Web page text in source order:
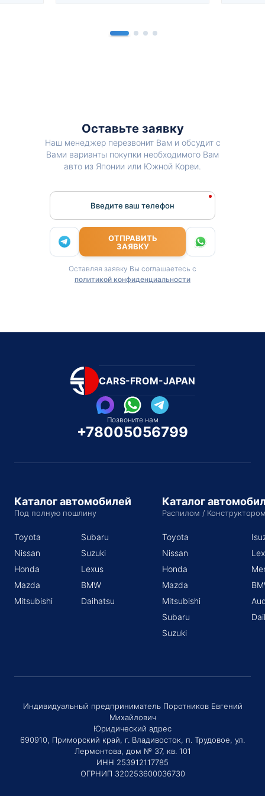
Оставьте заявку
Наш менеджер перезвонит Вам и обсудит с
Вами варианты покупки необходимого Вам
авто из Японии или Южной Кореи.
Введите ваш телефон
ОТПРАВИТЬ
ЗАЯВКУ
Оставляя заявку Вы соглашаетесь с
политикой конфиденциальности
CARS-FROM-JAPAN
Позвоните нам
+78005056799
Каталог автомобилей
Под полную пошлину
Toyota
Nissan
Honda
Mazda
Mitsubishi
Subaru
Suzuki
Lexus
BMW
Daihatsu
Каталог
Распилом /
Toyota
Nissan
Honda
Mazda
Mitsubishi
Subaru
Suzuki
Индивидуальный предприниматель Поротников Евгений
Михайлович
Юридический адрес
690910, Приморский край, г. Владивосток, п. Трудовое, ул.
Лермонтова, дом № 37, кв. 101
ИНН 253912117785
ОГРНИП 320253600036730